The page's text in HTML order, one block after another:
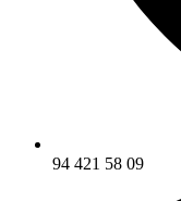
94 421 58 09